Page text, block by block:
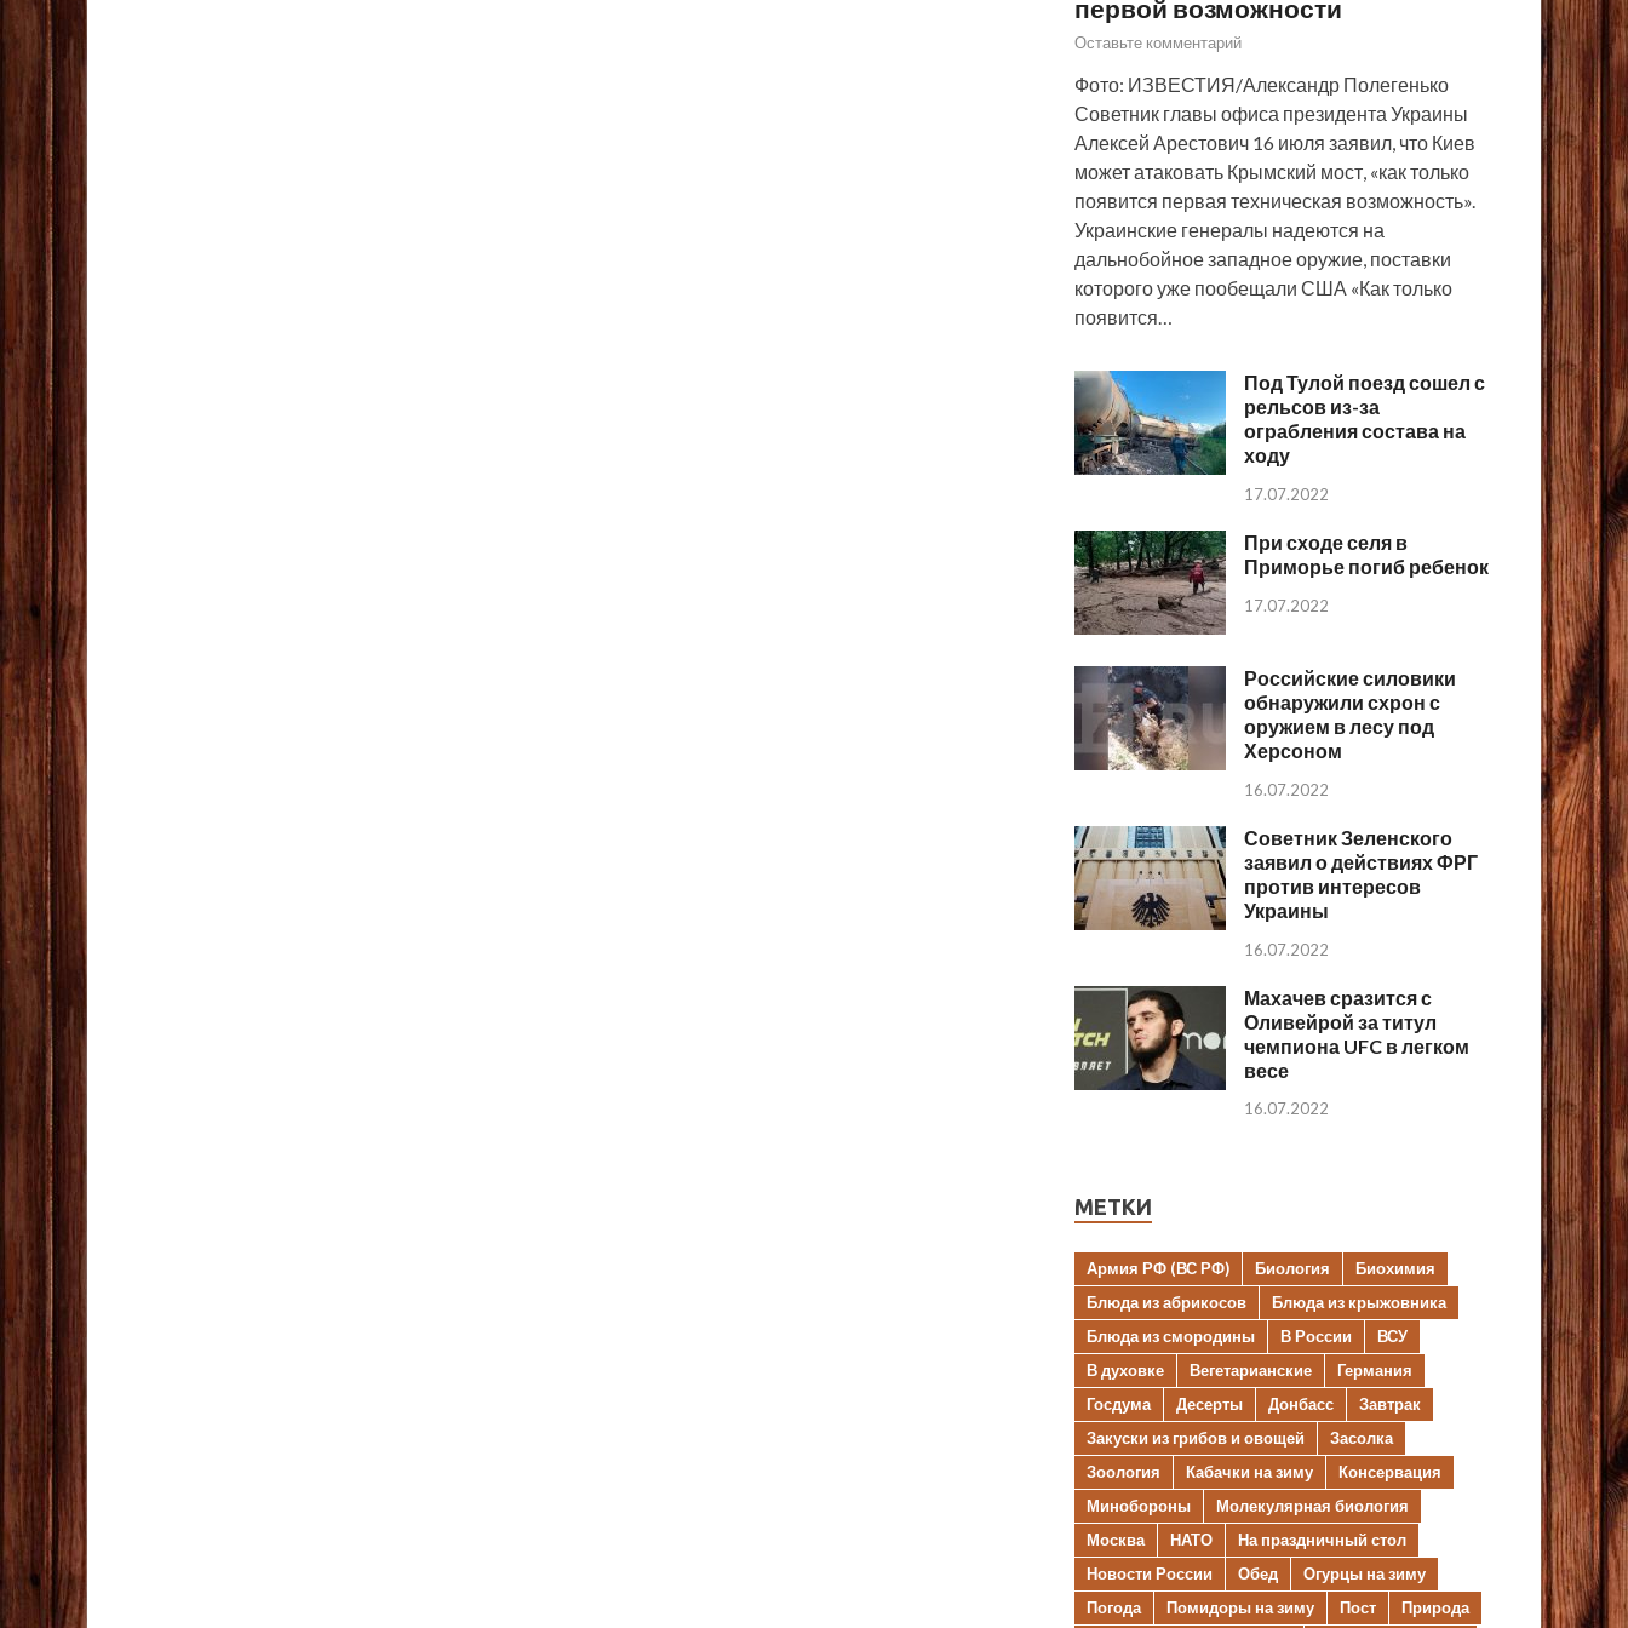
первой возможности
Оставьте комментарий
Фото: ИЗВЕСТИЯ/Александр Полегенько
Советник главы офиса президента Украины
Алексей Арестович 16 июля заявил, что Киев
может атаковать Крымский мост, «как только
появится первая техническая возможность».
Украинские генералы надеются на
дальнобойное западное оружие, поставки
которого уже пообещали США «Как только
появится…
Под Тулой поезд сошел с
рельсов из-за
ограбления состава на
ходу
17.07.2022
При сходе селя в
Приморье погиб ребенок
17.07.2022
Российские силовики
обнаружили схрон с
оружием в лесу под
Херсоном
16.07.2022
Советник Зеленского
заявил о действиях ФРГ
против интересов
Украины
16.07.2022
Махачев сразится с
Оливейрой за титул
чемпиона UFC в легком
весе
16.07.2022
МЕТКИ
Армия РФ (ВС РФ) Биология
Биохимия
Блюда из абрикосов
Блюда из крыжовника
Блюда из смородины
В России
ВСУ
В духовке
Вегетарианские
Германия
Госдума
Десерты Донбасс
Завтрак
Закуски из грибов и овощей
Засолка
Зоология
Кабачки на зиму
Консервация
Минобороны
Молекулярная биология
Москва
НАТО
На праздничный стол
Новости России
Обед
Огурцы на зиму
Погода
Помидоры на зиму Пост Природа